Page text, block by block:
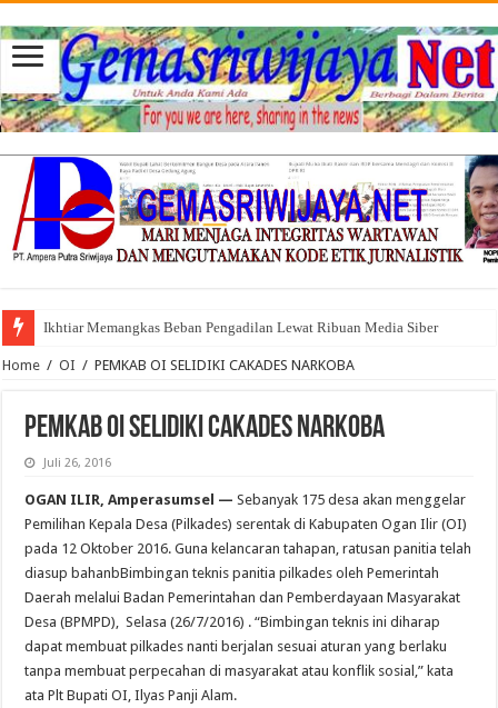
Ikhtiar Memangkas Beban Pengadilan Lewat Ribuan Media Siber
Home / OI / PEMKAB OI SELIDIKI CAKADES NARKOBA
PEMKAB OI SELIDIKI CAKADES NARKOBA
Juli 26, 2016
OGAN ILIR, Amperasumsel —Sebanyak 175 desa akan menggelar
Pemilihan Kepala Desa (Pilkades) serentak di Kabupaten Ogan Ilir (OI)
pada 12 Oktober 2016. Guna kelancaran tahapan, ratusan panitia telah
diasup bahanbBimbingan teknis panitia pilkades oleh Pemerintah
Daerah melalui Badan Pemerintahan dan Pemberdayaan Masyarakat
Desa (BPMPD), Selasa (26/7/2016) .“Bimbingan teknis ini diharap
dapat membuat pilkades nanti berjalan sesuai aturan yang berlaku
tanpa membuat perpecahan di masyarakat atau konflik sosial,” kata
ata Plt Bupati OI, Ilyas Panji Alam.